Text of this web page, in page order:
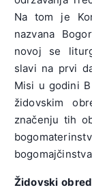
Na tom je
nazvana
novoj se
slavi na prvi
Misi u godini
židovskim
značenju tih
Židovski